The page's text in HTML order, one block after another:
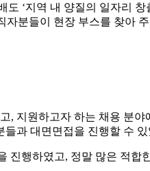
‘지역 내 양질의 일자리
자분들이 현장 부스를 찾아
, 지원하고자 하는 채용 분
과 대면면접을 진행할 수
진행하였고, 정말 많은 적